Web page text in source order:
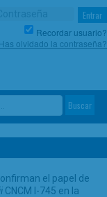
Recordar usuario?
olvidado la contraseña?
el papel de
CNCM I-745 en la